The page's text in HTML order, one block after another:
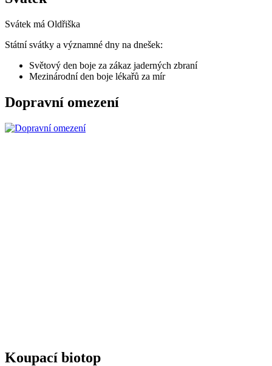
Svátek má Oldřiška
Státní svátky a významné dny na dnešek:
Světový den boje za zákaz jaderných zbraní
Mezinárodní den boje lékařů za mír
Dopravní omezení
Koupací biotop